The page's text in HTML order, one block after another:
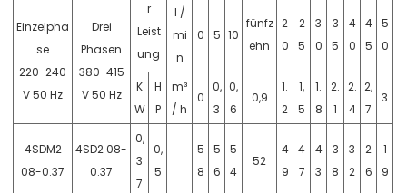
r
Leist
ung
Einzelpha
se
220-240
V 50 Hz
Drei
Phasen
380-415
V 50 Hz
l /
mi
n
0 5 10
fünfz
ehn
2
0
2
5
3
0
3
5
4
0
4
5
5
0
K
W
H
P
m³
/ h
0
0,
3
0,
6
0,9
1.
2
1,
5
1.
8
2.
1
2.
4
2,
7
3
4SDM2
08-0.37
4SD2 08-
0.37
0,
3
7
0,
5
5
8
5
6
5
4
52
4
9
4
7
4
3
3
8
3
2
2
6
1
9